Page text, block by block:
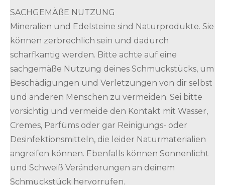
SACHGEMÄßE NUTZUNG
Mineralien und Edelsteine sind Naturprodukte. Sie
können zerbrechlich sein und dadurch
scharfkantig werden. Bitte achte auf eine
sachgemäße Nutzung deines Schmuckstücks, um
Beschädigungen und Verletzungen von dir selbst
und anderen Menschen zu vermeiden. Sei bitte
vorsichtig und vermeide den Kontakt mit Wasser,
Cremes, Parfüms oder gar Reinigungs- oder
Desinfektionsmitteln, die leider Naturmaterialien
angreifen können. Ebenfalls können Sonnenlicht
und Schweiß Veränderungen an deinem
Schmuckstück hervorrufen.